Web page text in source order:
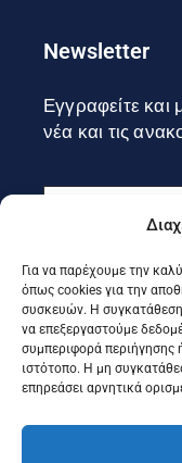
Για να παρέχουμε την
όπως cookies για την
συσκευών. Η συγκατάθεση
να επεξεργαστούμε
συμπεριφορά περιήγησης
ιστότοπο. Η μη
επηρεάσει αρνητικά
Newsletter
Εγγραφείτε και
νέα και τις
Εγγραφή
Ακολουθήστε